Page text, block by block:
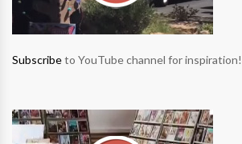
Subscribeto YouTube channel for inspiration!